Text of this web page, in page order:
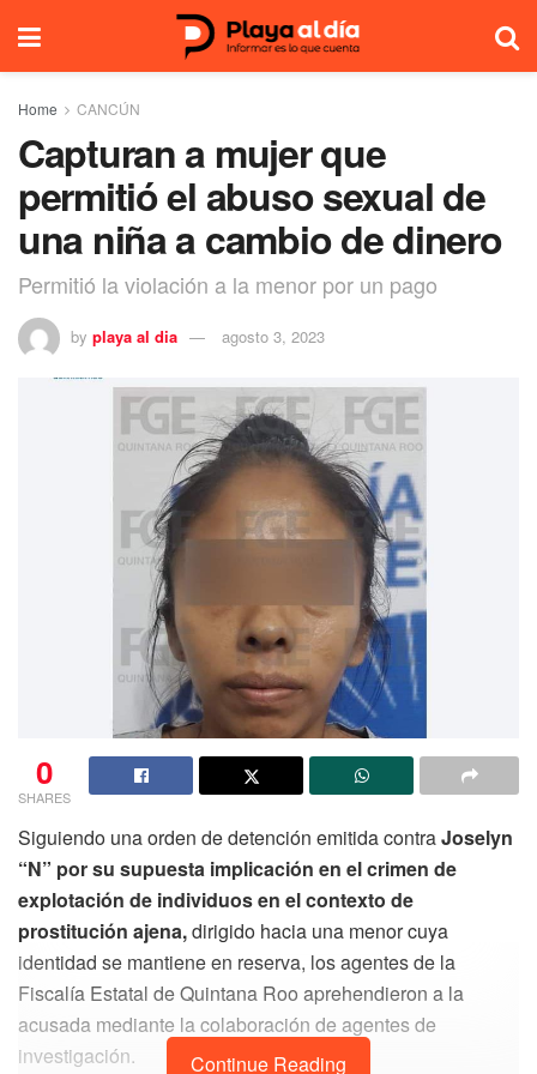
Home CANCÚN
Capturan a mujer que
permitió el abuso sexual de
una niña a cambio de dinero
Permitió la violación a la menor por un pago
by playa al dia agosto 3, 2023
0
SHARES
Siguiendo una orden de detención emitida contraJoselyn
“N” por su supuesta implicación en el crimen de
explotación de individuos en el contexto de
prostitución ajena,dirigido hacia una menor cuya
identidad se mantiene en reserva, los agentes de la
Fiscalía Estatal de Quintana Roo aprehendieron a la
acusada mediante la colaboración de agentes de
investigación.
Continue Reading